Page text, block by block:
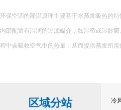
很多工厂降温陷入误区：夏天热了就加装风
越高，设备闲置浪费、投入打水漂。不同车
加企业运营负担。 &nb...
区域分站 冷